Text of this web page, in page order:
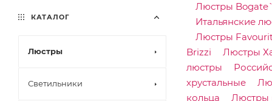
Люстры
Итальянские
Люстры
Brizzi
Люстры
люстры
хрустальные
кольца
Люстры
КАТАЛОГ
Люстры
Светильники